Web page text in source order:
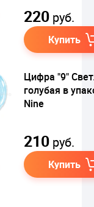
220 руб.
Купить
Цифра "9"
голубая в
Nine
210 руб.
Купить